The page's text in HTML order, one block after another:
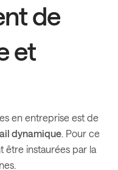
de
et
en entreprise est de
dynamique. Pour ce
être instaurées par la